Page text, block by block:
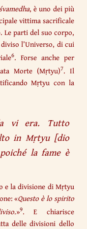
, è uno dei più
vittima sacrificale
Le parti del suo corpo,
l’Universo, di cui
6. Forse anche per
Morte (Mṛtyu)7. Il
Mṛtyu con la
vi era. Tutto
in Mṛtyu [dio
la fame è
e la divisione di Mṛtyu
«Questo è lo spirito
.»9. E chiarisce
delle divisioni dello